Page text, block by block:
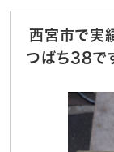
西宮市で実
つばち38で